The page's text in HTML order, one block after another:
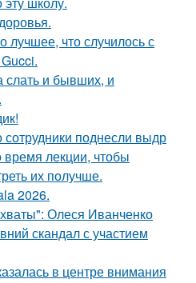
лучшее, что случилось с
слать и бывших, и
сотрудники поднесли выдр
время лекции, чтобы
их получше.
2026.
Олеся Иванченко
скандал с участием
в центре внимания